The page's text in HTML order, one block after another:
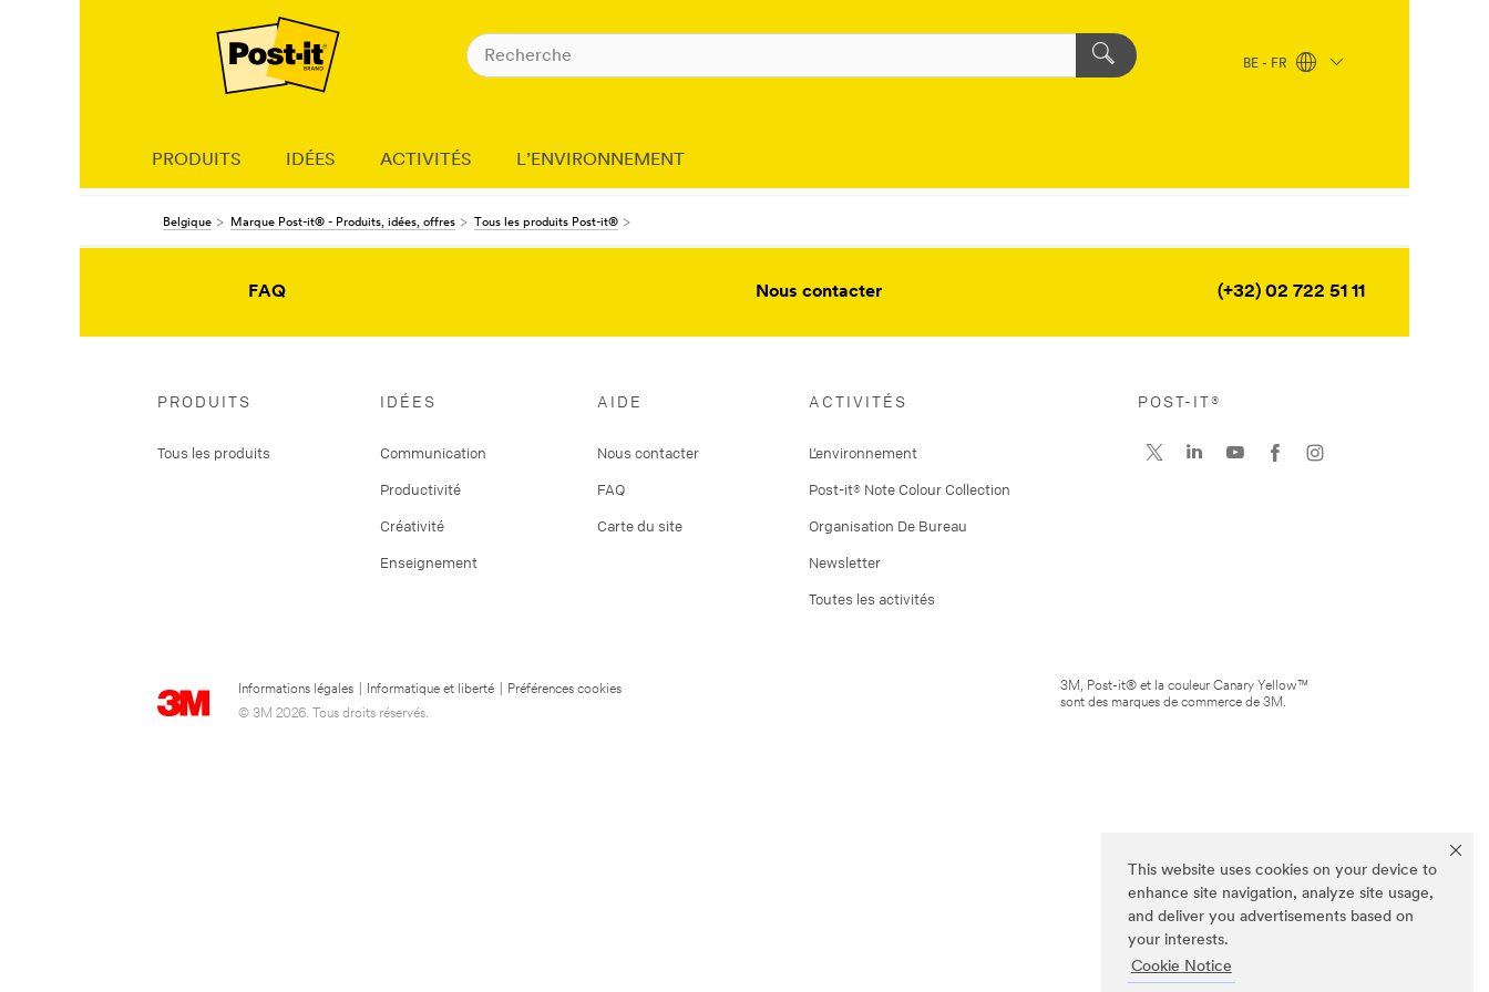
This website uses cookies on your device to
enhance site navigation, analyze site usage,
and deliver you advertisements based on
your interests.
Cookie Notice
BE - FR
PRODUITS IDÉES ACTIVITÉS L’ENVIRONNEMENT
Belgique Marque Post-it® - Produits, idées, offres Tous les produits Post-it®
FAQ Nous contacter (+32) 02 722 51 11
PRODUITS
Tous les produits
IDÉES
Communication
Productivité
Créativité
Enseignement
AIDE
Nous contacter
FAQ
Carte du site
ACTIVITÉS
L’environnement
Post-it® Note Colour Collection
Organisation De Bureau
Newsletter
Toutes les activités
Informations légales Informatique et liberté
Préférences cookies
© 3M 2026. Tous droits réservés.
POST-IT®
3M, Post-it® et la couleur Canary Yellow™
sont des marques de commerce de 3M.